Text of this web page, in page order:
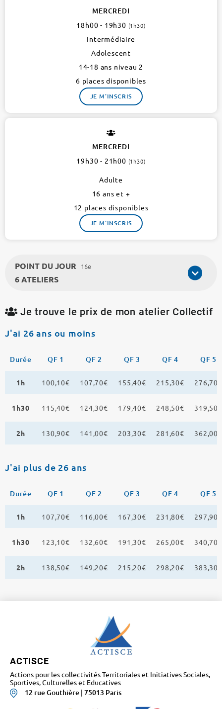
MERCREDI
18h00 - 19h30 (1h30)
Intermédiaire
Adolescent
14-18 ans niveau 2
6 places disponibles
JE M'INSCRIS
MERCREDI
19h30 - 21h00 (1h30)
Adulte
16 ans et +
12 places disponibles
JE M'INSCRIS
POINT DU JOUR 16e
6 ATELIERS
Je trouve le prix de mon atelier Collectif
J'ai 26 ans ou moins
Durée QF 1 QF 2 QF 3 QF 4 QF 5
1h 100,10€ 107,70€ 155,40€ 215,30€ 276,70€
1h30 115,40€ 124,30€ 179,40€ 248,50€ 319,50€
2h 130,90€ 141,00€ 203,30€ 281,60€ 362,00€
J'ai plus de 26 ans
Durée QF 1 QF 2 QF 3 QF 4 QF 5
1h 107,70€ 116,00€ 167,30€ 231,80€ 297,90€
1h30 123,10€ 132,60€ 191,30€ 265,00€ 340,70€
2h 138,50€ 149,20€ 215,20€ 298,20€ 383,30€
ACTISCE
Actions pour les collectivités Territoriales et Initiatives Sociales,
Sportives, Culturelles et Educatives
12 rue Gouthière | 75013 Paris